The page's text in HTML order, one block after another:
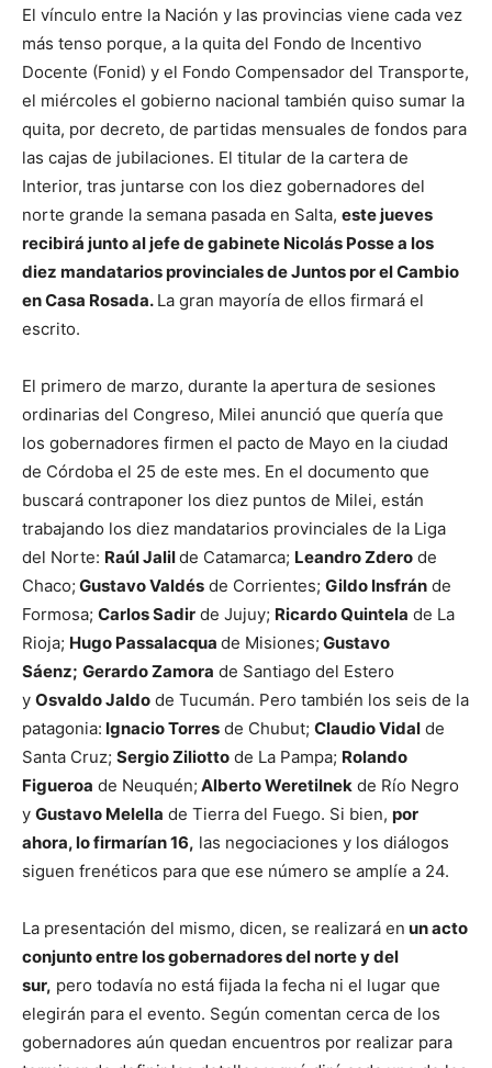
El vínculo entre la Nación y las provincias viene cada vez
más tenso porque, a la quita del Fondo de Incentivo
Docente (Fonid) y el Fondo Compensador del Transporte,
el miércoles el gobierno nacional también quiso sumar la
quita, por decreto, de partidas mensuales de fondos para
las cajas de jubilaciones. El titular de la cartera de
Interior, tras juntarse con los diez gobernadores del
norte grande la semana pasada en Salta, este jueves
recibirá junto al jefe de gabinete Nicolás Posse a los
diez mandatarios provinciales de Juntos por el Cambio
en Casa Rosada. La gran mayoría de ellos firmará el
escrito.
El primero de marzo, durante la apertura de sesiones
ordinarias del Congreso, Milei anunció que quería que
los gobernadores firmen el pacto de Mayo en la ciudad
de Córdoba el 25 de este mes. En el documento que
buscará contraponer los diez puntos de Milei, están
trabajando los diez mandatarios provinciales de la Liga
del Norte: Raúl Jalilde Catamarca; Leandro Zdero de
Chaco; Gustavo Valdés de Corrientes; Gildo Insfrán de
Formosa; Carlos Sadir de Jujuy; Ricardo Quintela de La
Rioja; Hugo Passalacqua de Misiones; Gustavo
Sáenz; Gerardo Zamora de Santiago del Estero
y Osvaldo Jaldo de Tucumán. Pero también los seis de la
patagonia: Ignacio Torres de Chubut; Claudio Vidal de
Santa Cruz; Sergio Ziliotto de La Pampa; Rolando
Figueroa de Neuquén; Alberto Weretilnek de Río Negro
y Gustavo Melella de Tierra del Fuego. Si bien, por
ahora, lo firmarían 16, las negociaciones y los diálogos
siguen frenéticos para que ese número se amplíe a 24.
La presentación del mismo, dicen, se realizará en un acto
conjunto entre los gobernadores del norte y del
sur, pero todavía no está fijada la fecha ni el lugar que
elegirán para el evento. Según comentan cerca de los
gobernadores aún quedan encuentros por realizar para